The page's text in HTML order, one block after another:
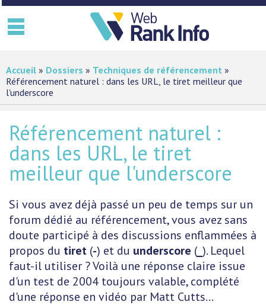
DOSSIERS
PRATIQUE
FORUM
CONTACT
Accueil » Dossiers » Techniques de référencement »
Référencement naturel : dans les URL, le tiret meilleur que
l'underscore
Référencement naturel :
dans les URL, le tiret
meilleur que l'underscore
Si vous avez déjà passé un peu de temps sur un
forum dédié au référencement, vous avez sans
doute participé à des discussions enflammées à
propos du tiret (-) et du underscore (_ ). Lequel
faut-il utiliser ? Voilà une réponse claire issue
d'un test de 2004 toujours valable, complété
d'une réponse en vidéo par Matt Cutts...